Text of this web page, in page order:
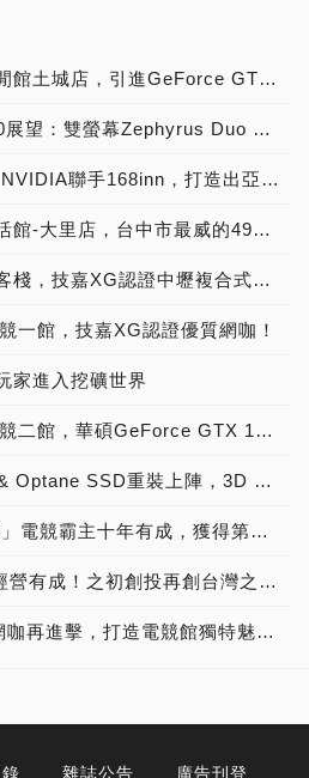
網咖巡禮》夢想網路休閒館土城店，引進GeForce GTX 1080，網咖遊戲對戰不卡頓！
華碩ROG電競筆電2020展望：雙螢幕Zephyrus Duo 15、主打女性市場與eSports之Zephyrus M和ROG STRIX G15相繼報到
網咖巡禮》華碩ROG、NVIDIA聯手168inn，打造出亞洲第一電競旅館i hotel 中壢館！
網咖巡禮》吉吉網路生活館-大里店，台中市最威的49吋六核水冷桌機網咖電競館！
網咖巡禮》玩咖網路微客棧，技嘉XG認證中壢複合式休閒網咖！
一館，技嘉XG認證優質網咖！
家進入挖礦世界
網咖巡禮》1314網路電競二館，華碩GeForce GTX 1080超狂台中市電競網咖！
Intel Optane Memory & Optane SSD重裝上陣，3D XPoint實現開機加速與提升電腦反應速度！
華碩「ROG玩家共和國」電競霸主十年有成，獲得第PCDIY!第十二屆PCDIY!玩家票選品牌大賞2016「主機板、顯示卡、無線路由器、電競螢幕最佳品牌」肯定，成為遊戲玩家市場No.1電競品牌！
AppWorks創業加速器經營有成！之初創投再創台灣之光，成就大東南亞第一新創加速器 專訪成就非凡幕後推手！
PCDIY!電競高峰會 – 網咖再進擊，打造電競館獨特魅力 – 活動花絮 →2016/08/18現場直擊
雜誌公告 廣告刊登